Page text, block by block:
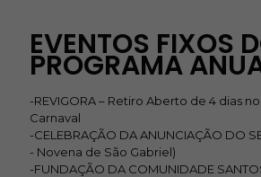
EVENTOS FIXOS
PROGRAMA
-REVIGORA – Retiro Aberto de 4 dias
Carnaval
-CELEBRAÇÃO DA ANUNCIAÇÃO DO
- Novena de São Gabriel)
-FUNDAÇÃO DA COMUNIDADE